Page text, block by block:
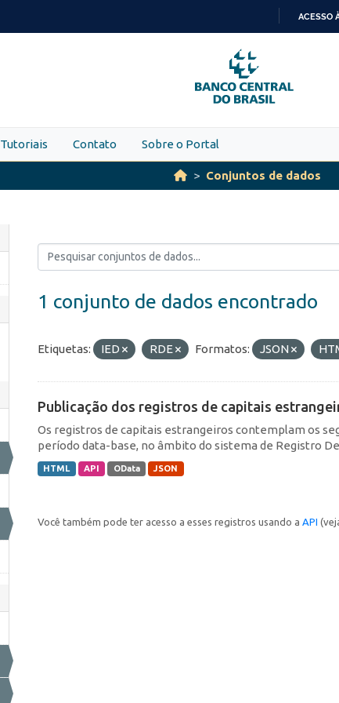
PARA
O
CONTEÚDO
ACESSO
Tutoriais Contato Sobre o Portal
Conjuntos de dados
1 conjunto de dados encontrado
Etiquetas: IED RDE Formatos: JSON
Publicação dos registros de capitais
Os registros de capitais estrangeiros contemplam os
período data-base, no âmbito do sistema de Registro
HTML API OData JSON
Você também pode ter acesso a esses registros usando a API